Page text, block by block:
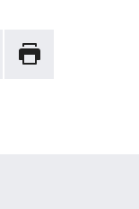
Drucken